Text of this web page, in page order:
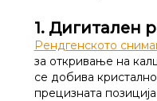
1. Дигитален
Рендгенското
за откривање на
се добива
прецизната